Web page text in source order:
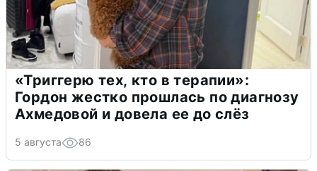
«Триггерю тех, кто в терапии»:
Гордон жестко прошлась по диагнозу
Ахмедовой и довела ее до слёз
5 августа 86